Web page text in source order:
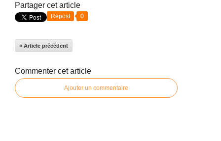
Partager cet article
Repost 0
« Article précédent
Commenter cet article
Ajouter un commentaire